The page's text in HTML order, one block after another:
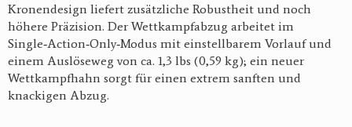
Kronendesign liefert zusätzliche Robustheit und noch
höhere Präzision. Der Wettkampfabzug arbeitet im
Single‑Action‑Only‑Modus mit einstellbarem Vorlauf und
einem Auslöseweg von ca. 1,3 lbs (0,59 kg); ein neuer
Wettkampfhahn sorgt für einen extrem sanften und
knackigen Abzug.